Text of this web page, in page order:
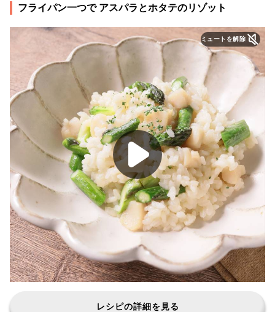
フライパン一つで アスパラとホタテのリゾット
ミュートを解除
レシピの詳細を見る